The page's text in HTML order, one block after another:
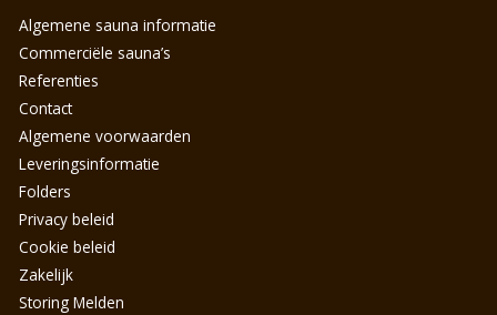
Algemene sauna informatie
Commerciële sauna’s
Referenties
Contact
Algemene voorwaarden
Leveringsinformatie
Folders
Privacy beleid
Cookie beleid
Zakelijk
Storing Melden